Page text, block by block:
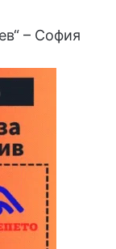
– София